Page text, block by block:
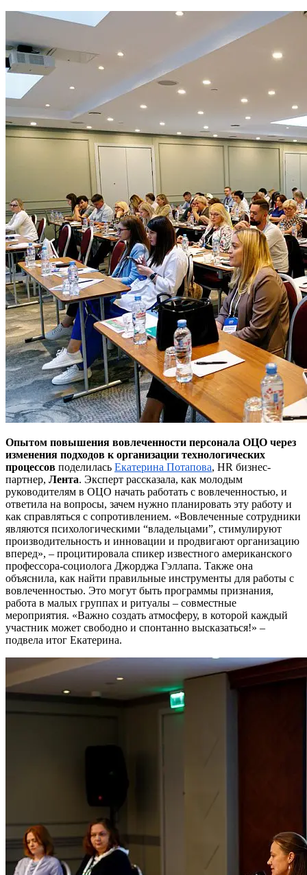
Опытом повышения вовлеченности персонала ОЦО через
изменения подходов к организации технологических
процессов поделилась Екатерина Потапова, HR бизнес-
партнер, Лента. Эксперт рассказала, как молодым
руководителям в ОЦО начать работать с вовлеченностью, и
ответила на вопросы, зачем нужно планировать эту работу и
как справляться с сопротивлением. «Вовлеченные сотрудники
являются психологическими “владельцами”, стимулируют
производительность и инновации и продвигают организацию
вперед», – процитировала спикер известного американского
профессора-социолога Джорджа Гэллапа. Также она
объяснила, как найти правильные инструменты для работы с
вовлеченностью. Это могут быть программы признания,
работа в малых группах и ритуалы – совместные
мероприятия. «Важно создать атмосферу, в которой каждый
участник может свободно и спонтанно высказаться!» –
подвела итог Екатерина.